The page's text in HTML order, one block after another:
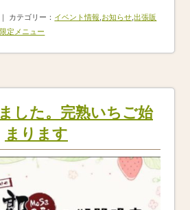
カテゴリー： イベント情報 お知らせ ,出張販
限定メニュー
した。完熟いちご始
まります